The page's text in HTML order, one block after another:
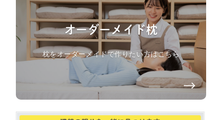
オーダーメイド枕
枕をオーダーメイドで作りたい方はこちら